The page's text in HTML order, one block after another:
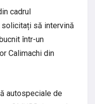
cadrul
să intervină
într-un
Calimachi din
autospeciale de